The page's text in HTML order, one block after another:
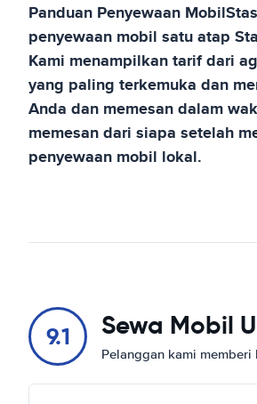
Panduan Penyewaan Mobil
penyewaan mobil satu atap
Kami menampilkan tarif dari
yang paling terkemuka dan
Anda dan memesan dalam
memesan dari siapa setelah
penyewaan mobil lokal.
9.1 Sewa Mobil
Pelanggan kami memberi